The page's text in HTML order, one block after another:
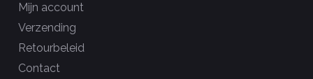
Mijn account
Verzending
Retourbeleid
Contact